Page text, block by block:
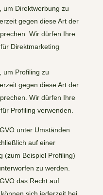
um Direktwerbung zu
gegen diese Art der
Wir dürfen Ihre
Direktmarketing
um Profiling zu
gegen diese Art der
Wir dürfen Ihre
Profiling verwenden.
unter Umständen
auf einer
(zum Beispiel Profiling)
zu werden.
das Recht auf